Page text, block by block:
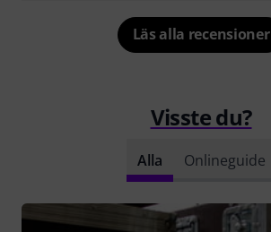
Läs alla recensioner
Visste du?
Alla Onlineguide